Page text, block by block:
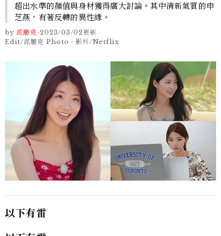
超出水準的顏值與身材獲得廣大討論。其中清新氣質的申
芝燕，有著反轉的異性緣。
by 派脆克-2023/03/02更新
Edit/派脆克 Photo、影片/Netflix
以下有雷